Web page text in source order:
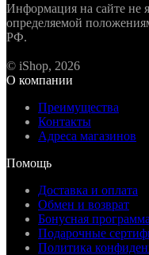
Информация на сайте не
определяемой
РФ.
© iShop, 2026
О компании
Преимущества
Контакты
Адреса магазинов
Помощь
Доставка и оплата
Обмен и возврат
Бонусная программа
Подарочные
Политика